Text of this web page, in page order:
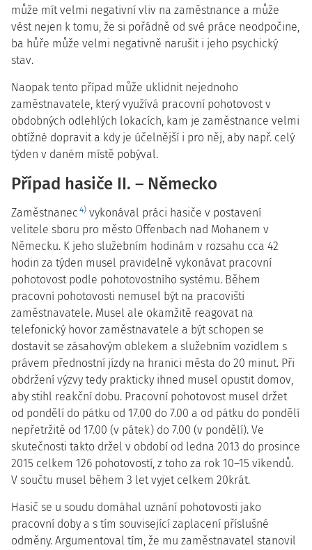
může mít velmi negativní vliv na zaměstnance a může
vést nejen k tomu, že si pořádně od své práce neodpočine,
ba hůře může velmi negativně narušit i jeho psychický
stav.
Naopak tento případ může uklidnit nejednoho
zaměstnavatele, který využívá pracovní pohotovost v
obdobných odlehlých lokacích, kam je zaměstnance velmi
obtížné dopravit a kdy je účelnější i pro něj, aby např. celý
týden v daném místě pobýval.
Případ hasiče II. – Německo
Zaměstnanec 4) vykonával práci hasiče v postavení
velitele sboru pro město Offenbach nad Mohanem v
Německu. K jeho služebním hodinám v rozsahu cca 42
hodin za týden musel pravidelně vykonávat pracovní
pohotovost podle pohotovostního systému. Během
pracovní pohotovosti nemusel být na pracovišti
zaměstnavatele. Musel ale okamžitě reagovat na
telefonický hovor zaměstnavatele a být schopen se
dostavit se zásahovým oblekem a služebním vozidlem s
právem přednostní jízdy na hranici města do 20 minut. Při
obdržení výzvy tedy prakticky ihned musel opustit domov,
aby stihl reakční dobu. Pracovní pohotovost musel držet
od pondělí do pátku od 17.00 do 7.00 a od pátku do pondělí
nepřetržitě od 17.00 (v pátek) do 7.00 (v pondělí). Ve
skutečnosti takto držel v období od ledna 2013 do prosince
2015 celkem 126 pohotovostí, z toho za rok 10–15 víkendů.
V součtu musel během 3 let vyjet celkem 20krát.
Hasič se u soudu domáhal uznání pohotovosti jako
pracovní doby a s tím související zaplacení příslušné
odměny. Argumentoval tím, že mu zaměstnavatel stanovil